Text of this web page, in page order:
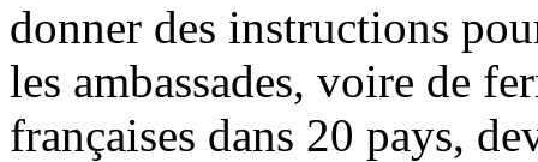
donner des instructions
les ambassades, voire de
françaises dans 20 pays,